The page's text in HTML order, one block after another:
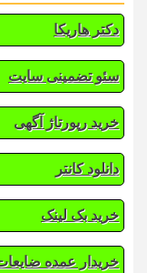
دکتر هاریکا
سئو تضمینی سایت
خرید رپورتاژ آگهی
دانلود کانتر
خرید بک لینک
خریدار عمده